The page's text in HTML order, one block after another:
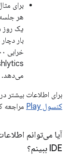
هر جلسه
یک روز
می‌دهد.
برای اطلاعات بیشتر
کنسول Play
مراجعه
IDE ببینم؟